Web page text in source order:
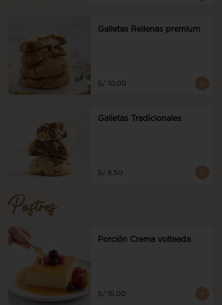
Galletas Rellenas premium
S/ 10.00
Galletas Tradicionales
S/ 8.50
Postres
Porción Crema volteada
S/ 16.00